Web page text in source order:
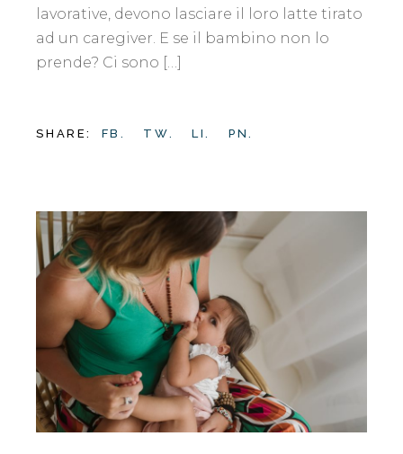
lavorative, devono lasciare il loro latte tirato
ad un caregiver. E se il bambino non lo
prende? Ci sono […]
SHARE: FB. TW. LI. PN.